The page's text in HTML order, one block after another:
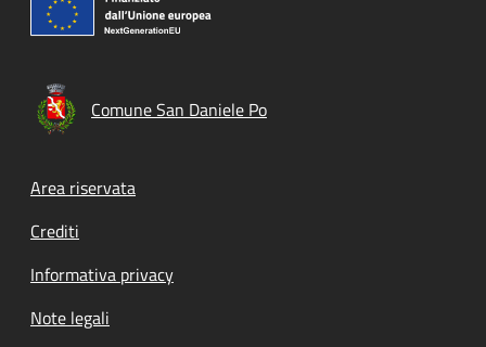
Comune San Daniele Po
Footer menu
Area riservata
Crediti
Informativa privacy
Note legali